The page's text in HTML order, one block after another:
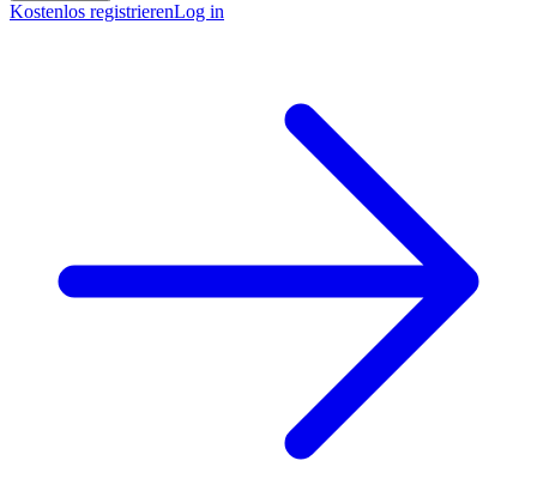
Kostenlos registrierenLog in